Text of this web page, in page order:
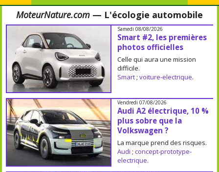
MoteurNature.com — L'écologie automobile
Samedi 08/08/2026
Smart #2, les premières
photos officielles
Celle qui aura une mission
difficile.
Smart; voiture-electrique.
Vendredi 07/08/2026
Audi A2 électrique, 10 %
plus sobre que la
Volkswagen ?
La marque prend des risques.
Audi ; concept-prototype-
electrique.